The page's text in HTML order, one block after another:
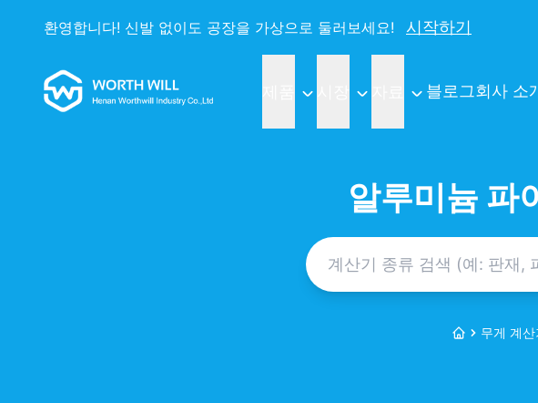
환영합니다! 신발 없이도 공장을 가상으로 둘러보세요! 시작하기
Worthwill
블로그회사 소
알루미늄 파
계산기 검색
홈 무게 계산